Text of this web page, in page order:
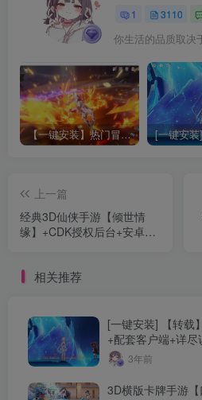
1 3110
你生活的品质取决
【一键安装】热门冒险策略类游戏崩坏：星穹铁道全新2.3版本一键端+一键代理+一键启动+免虚拟机
上一篇
经典3D仙侠手游【倾世情
缘】+CDK授权后台+安卓苹
相关推荐
[一键安装] 【转载
+配套客户端+详
文件3年前
3D横版卡牌手游